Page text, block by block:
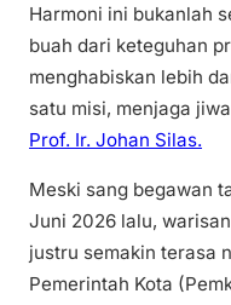
Harmoni ini bukanlah
buah dari keteguhan
menghabiskan lebih
satu misi, menjaga jiwa
Prof. Ir. Johan Silas.
Meski sang begawan
Juni 2026 lalu,
justru semakin terasa
Pemerintah Kota